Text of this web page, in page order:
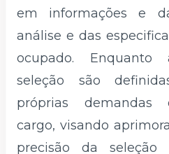
em informações e
análise e das
ocupado.
seleção são
próprias demandas
cargo, visando
precisão da seleção